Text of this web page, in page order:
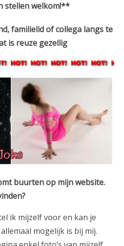
stellen welkom!**
familielid of collega langs te
is reuze gezellig
buurten op mijn website.
ik mijzelf voor en kan je
mogelijk is bij mij.